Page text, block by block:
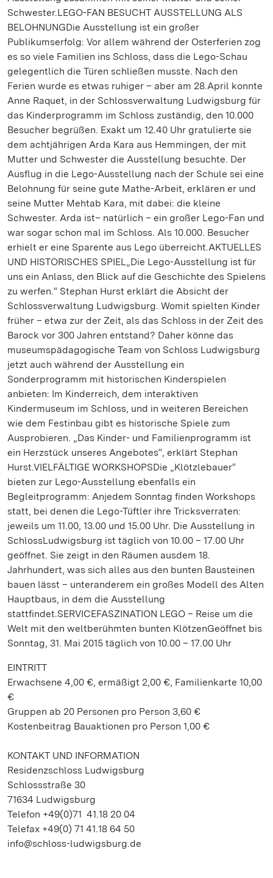
Schwester.LEGO-FAN BESUCHT AUSSTELLUNG ALS
BELOHNUNGDie Ausstellung ist ein großer
Publikumserfolg: Vor allem während der Osterferien zog
es so viele Familien ins Schloss, dass die Lego-Schau
gelegentlich die Türen schließen musste. Nach den
Ferien wurde es etwas ruhiger – aber am 28.April konnte
Anne Raquet, in der Schlossverwaltung Ludwigsburg für
das Kinderprogramm im Schloss zuständig, den 10.000
Besucher begrüßen. Exakt um 12.40 Uhr gratulierte sie
dem achtjährigen Arda Kara aus Hemmingen, der mit
Mutter und Schwester die Ausstellung besuchte. Der
Ausflug in die Lego-Ausstellung nach der Schule sei eine
Belohnung für seine gute Mathe-Arbeit, erklären er und
seine Mutter Mehtab Kara, mit dabei: die kleine
Schwester. Arda ist– natürlich – ein großer Lego-Fan und
war sogar schon mal im Schloss. Als 10.000. Besucher
erhielt er eine Sparente aus Lego überreicht.AKTUELLES
UND HISTORISCHES SPIEL„Die Lego-Ausstellung ist für
uns ein Anlass, den Blick auf die Geschichte des Spielens
zu werfen.“ Stephan Hurst erklärt die Absicht der
Schlossverwaltung Ludwigsburg. Womit spielten Kinder
früher – etwa zur der Zeit, als das Schloss in der Zeit des
Barock vor 300 Jahren entstand? Daher könne das
museumspädagogische Team von Schloss Ludwigsburg
jetzt auch während der Ausstellung ein
Sonderprogramm mit historischen Kinderspielen
anbieten: Im Kinderreich, dem interaktiven
Kindermuseum im Schloss, und in weiteren Bereichen
wie dem Festinbau gibt es historische Spiele zum
Ausprobieren. „Das Kinder- und Familienprogramm ist
ein Herzstück unseres Angebotes“, erklärt Stephan
Hurst.VIELFÄLTIGE WORKSHOPSDie „Klötzlebauer“
bieten zur Lego-Ausstellung ebenfalls ein
Begleitprogramm: Anjedem Sonntag finden Workshops
statt, bei denen die Lego-Tüftler ihre Tricksverraten:
jeweils um 11.00, 13.00 und 15.00 Uhr. Die Ausstellung in
SchlossLudwigsburg ist täglich von 10.00 – 17.00 Uhr
geöffnet. Sie zeigt in den Räumen ausdem 18.
Jahrhundert, was sich alles aus den bunten Bausteinen
bauen lässt – unteranderem ein großes Modell des Alten
Hauptbaus, in dem die Ausstellung
stattfindet.SERVICEFASZINATION LEGO – Reise um die
Welt mit den weltberühmten bunten KlötzenGeöffnet bis
Sonntag, 31. Mai 2015 täglich von 10.00 – 17.00 Uhr
EINTRITT
Erwachsene 4,00 €, ermäßigt 2,00 €, Familienkarte 10,00
€
Gruppen ab 20 Personen pro Person 3,60 €
Kostenbeitrag Bauaktionen pro Person 1,00 €
KONTAKT UND INFORMATION
Residenzschloss Ludwigsburg
Schlossstraße 30
71634 Ludwigsburg
Telefon +49(0)71 41.18 20 04
Telefax +49(0) 71 41.18 64 50
info@schloss-ludwigsburg.de